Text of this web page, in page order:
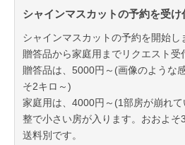
シャインマスカットの予約を受け
シャインマスカットの予約を開始し
贈答品から家庭用までリクエスト受
贈答品は、5000円～(画像のような
そ2キロ～)
家庭用は、4000円～(1部房が崩れて
整で小さい房が入ります。おおよそ
送料別です。